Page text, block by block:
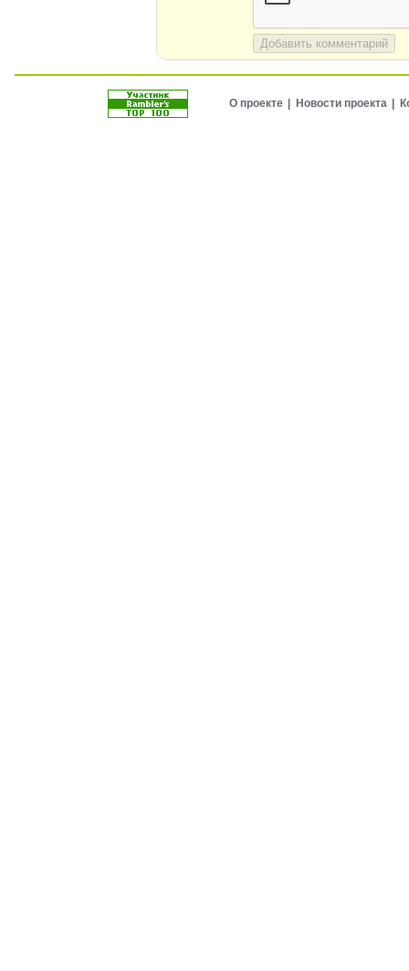
Добавить комментарий
О проекте Новости проекта